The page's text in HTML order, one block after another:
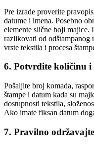
Pre izrade proverite
datume i imena. Posebno
elemente slične boji majice.
razlikovati od odštampanog
vrste tekstila i procesa
6. Potvrdite količinu
Pošaljite broj komada,
štampe i datum kada su
dostupnosti tekstila,
Ako imate fiksan datum
7. Pravilno